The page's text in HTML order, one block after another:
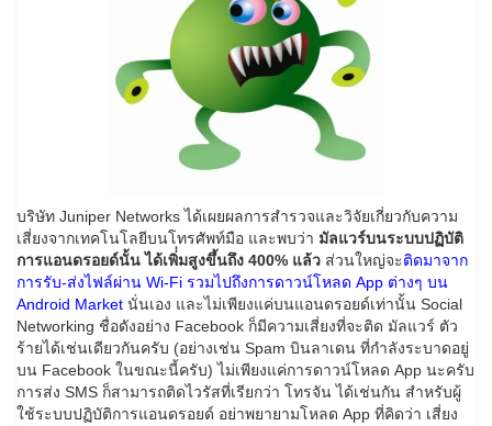
บริษัท Juniper Networks ได้เผยผลการสำรวจและวิจัยเกี่ยวกับความ
เสี่ยงจากเทคโนโลยีบนโทรศัพท์มือ และพบว่า มัลแวร์บนระบบปฏิบัติ
การแอนดรอยด์นั้น ได้เพิ่่มสูงขึ้นถึง 400% แล้ว ส่วนใหญ่จะติดมาจาก
การรับ-ส่งไฟล์ผ่าน Wi-Fi รวมไปถึงการดาวน์โหลด App ต่างๆ บน
Android Market นั่นเอง และไม่เพียงแค่บนแอนดรอยด์เท่านั้น Social
Networking ชื่อดังอย่าง Facebook ก็มีความเสี่ยงที่จะติด มัลแวร์ ตัว
ร้ายได้เช่นเดียวกันครับ (อย่างเช่น Spam บินลาเดน ที่กำลังระบาดอยู่
บน Facebook ในขณะนี้ครับ) ไม่เพียงแค่การดาวน์โหลด App นะครับ
การส่ง SMS ก็สามารถติดไวรัสที่เรียกว่า โทรจัน ได้เช่นกัน สำหรับผู้
ใช้ระบบปฏิบัติการแอนดรอยด์ อย่าพยายามโหลด App ที่คิดว่า เสี่ยง